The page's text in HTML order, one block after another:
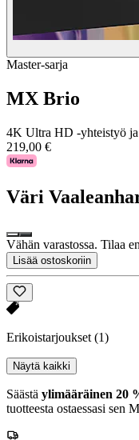
Master-sarja
MX Brio
4K Ultra HD -yhteistyö ja
219,00 €
Väri
Vähän varastossa. Tilaa
Lisää ostoskoriin
Erikoistarjoukset (1)
Näytä kaikki
Säästä ylimääräinen 20
tuotteesta ostaessasi sen